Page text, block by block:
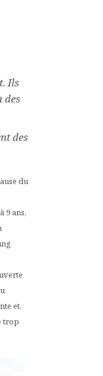
Ils
des
des
du
9 ans,
et,
trop